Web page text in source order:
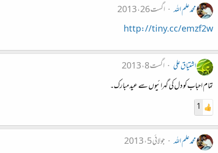
محمد علم اللہ
اگست 26، 2013
http://tiny.cc/emzf2w
اشتیاق علی
اگست 8، 2013
تمام احباب کو دل کی گہرائیوں سے عید مبارک۔
1
محمد علم اللہ
جولائی 5، 2013